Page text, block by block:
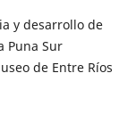
y desarrollo de
Puna Sur
de Entre Ríos